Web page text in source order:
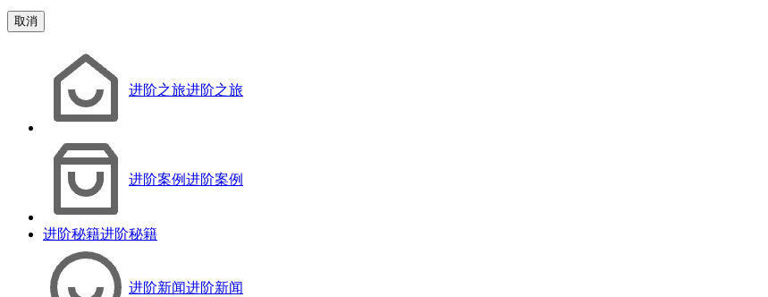
取消
进阶之旅进阶之旅
进阶案例进阶案例
进阶秘籍进阶秘籍
进阶新闻进阶新闻